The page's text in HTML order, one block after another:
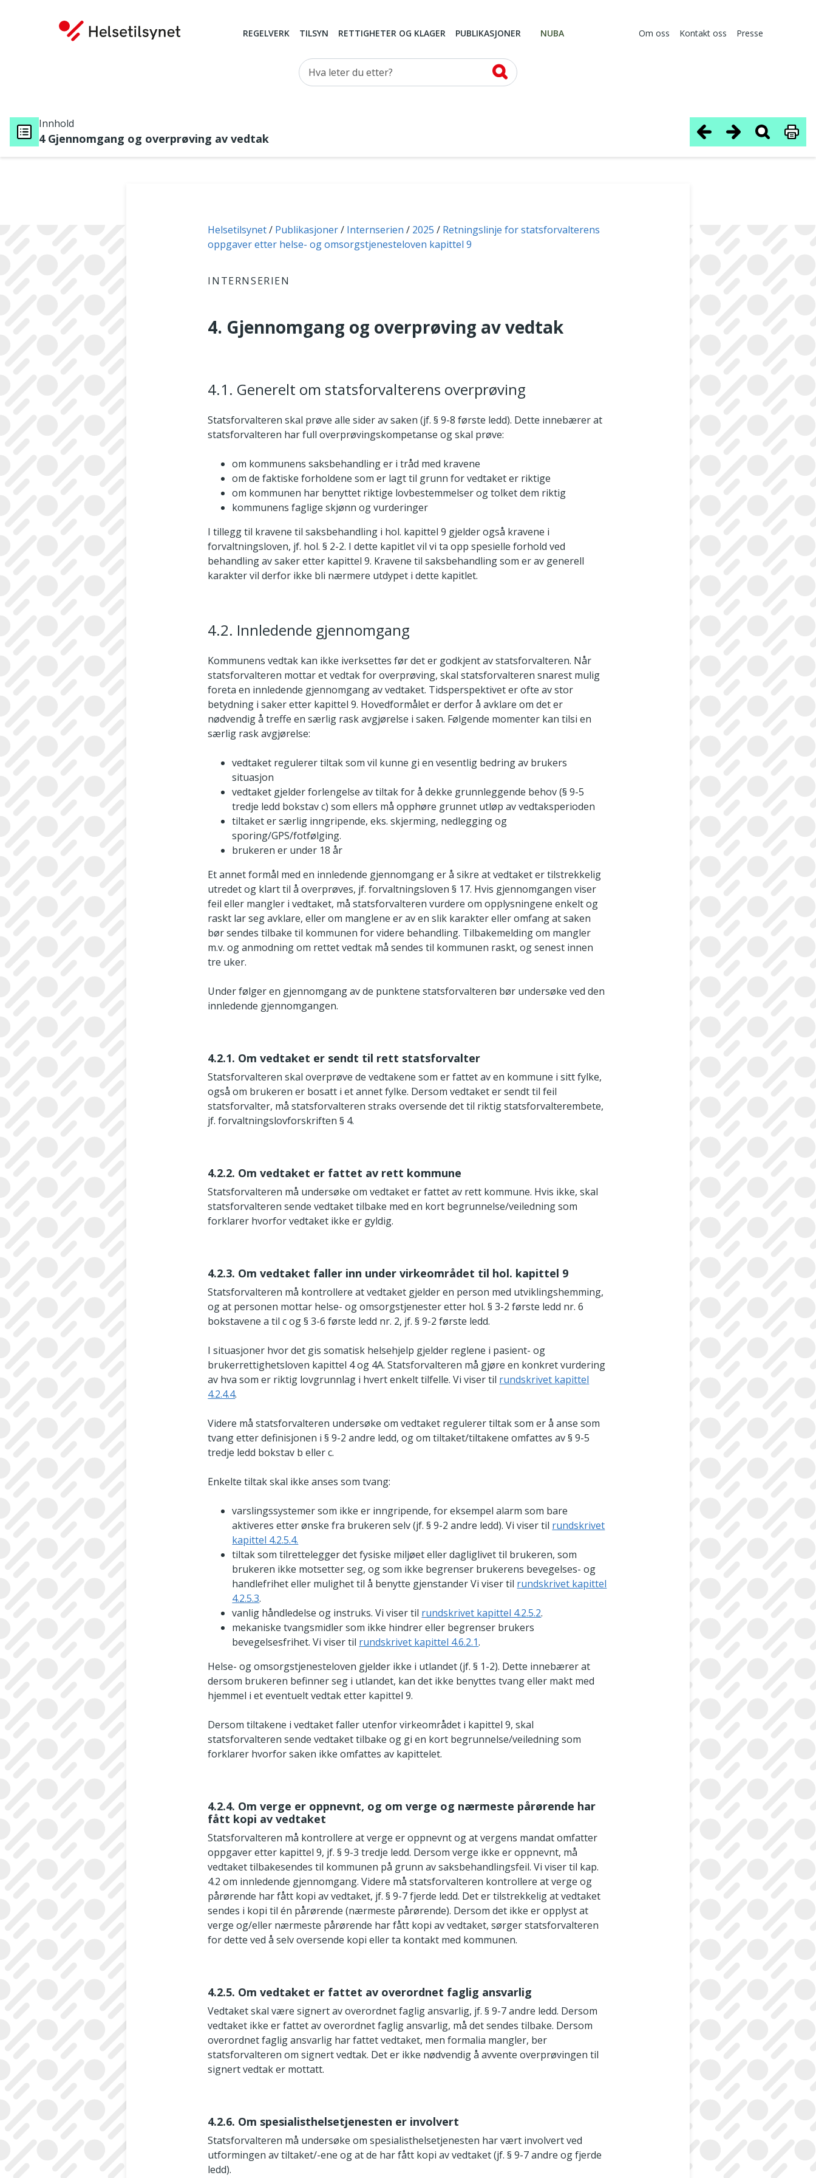
REGELVERK TILSYN RETTIGHETER OG KLAGER PUBLIKASJONER NUBA Om oss Kontakt oss Presse
Hva leter du etter?
Innhold
4 Gjennomgang og overprøving av vedtak
Du er her:
Helsetilsynet Publikasjoner Internserien 2025
Retningslinje for statsforvalterens
oppgaver etter helse- og omsorgstjenesteloven kapittel 9
INTERNSERIEN
4. Gjennomgang og overprøving av vedtak
4.1. Generelt om statsforvalterens overprøving
Statsforvalteren skal prøve alle sider av saken (jf. § 9-8 første ledd). Dette innebærer at
statsforvalteren har full overprøvingskompetanse og skal prøve:
om kommunens saksbehandling er i tråd med kravene
om de faktiske forholdene som er lagt til grunn for vedtaket er riktige
om kommunen har benyttet riktige lovbestemmelser og tolket dem riktig
kommunens faglige skjønn og vurderinger
I tillegg til kravene til saksbehandling i hol. kapittel 9 gjelder også kravene i
forvaltningsloven, jf. hol. § 2-2. I dette kapitlet vil vi ta opp spesielle forhold ved
behandling av saker etter kapittel 9. Kravene til saksbehandling som er av generell
karakter vil derfor ikke bli nærmere utdypet i dette kapitlet.
4.2. Innledende gjennomgang
Kommunens vedtak kan ikke iverksettes før det er godkjent av statsforvalteren. Når
statsforvalteren mottar et vedtak for overprøving, skal statsforvalteren snarest mulig
foreta en innledende gjennomgang av vedtaket. Tidsperspektivet er ofte av stor
betydning i saker etter kapittel 9. Hovedformålet er derfor å avklare om det er
nødvendig å treffe en særlig rask avgjørelse i saken. Følgende momenter kan tilsi en
særlig rask avgjørelse:
vedtaket regulerer tiltak som vil kunne gi en vesentlig bedring av brukers
situasjon
vedtaket gjelder forlengelse av tiltak for å dekke grunnleggende behov (§ 9-5
tredje ledd bokstav c) som ellers må opphøre grunnet utløp av vedtaksperioden
tiltaket er særlig inngripende, eks. skjerming, nedlegging og
sporing/GPS/fotfølging.
brukeren er under 18 år
Et annet formål med en innledende gjennomgang er å sikre at vedtaket er tilstrekkelig
utredet og klart til å overprøves, jf. forvaltningsloven § 17. Hvis gjennomgangen viser
feil eller mangler i vedtaket, må statsforvalteren vurdere om opplysningene enkelt og
raskt lar seg avklare, eller om manglene er av en slik karakter eller omfang at saken
bør sendes tilbake til kommunen for videre behandling. Tilbakemelding om mangler
m.v. og anmodning om rettet vedtak må sendes til kommunen raskt, og senest innen
tre uker.
Under følger en gjennomgang av de punktene statsforvalteren bør undersøke ved den
innledende gjennomgangen.
4.2.1. Om vedtaket er sendt til rett statsforvalter
Statsforvalteren skal overprøve de vedtakene som er fattet av en kommune i sitt fylke,
også om brukeren er bosatt i et annet fylke. Dersom vedtaket er sendt til feil
statsforvalter, må statsforvalteren straks oversende det til riktig statsforvalterembete,
jf. forvaltningslovforskriften § 4.
4.2.2. Om vedtaket er fattet av rett kommune
Statsforvalteren må undersøke om vedtaket er fattet av rett kommune. Hvis ikke, skal
statsforvalteren sende vedtaket tilbake med en kort begrunnelse/veiledning som
forklarer hvorfor vedtaket ikke er gyldig.
4.2.3. Om vedtaket faller inn under virkeområdet til hol. kapittel 9
Statsforvalteren må kontrollere at vedtaket gjelder en person med utviklingshemming,
og at personen mottar helse- og omsorgstjenester etter hol. § 3-2 første ledd nr. 6
bokstavene a til c og § 3-6 første ledd nr. 2, jf. § 9-2 første ledd.
I situasjoner hvor det gis somatisk helsehjelp gjelder reglene i pasient- og
brukerrettighetsloven kapittel 4 og 4A. Statsforvalteren må gjøre en konkret vurdering
av hva som er riktig lovgrunnlag i hvert enkelt tilfelle. Vi viser til rundskrivet kapittel
4.2.4.4.
Videre må statsforvalteren undersøke om vedtaket regulerer tiltak som er å anse som
tvang etter definisjonen i § 9-2 andre ledd, og om tiltaket/tiltakene omfattes av § 9-5
tredje ledd bokstav b eller c.
Enkelte tiltak skal ikke anses som tvang:
varslingssystemer som ikke er inngripende, for eksempel alarm som bare
aktiveres etter ønske fra brukeren selv (jf. § 9-2 andre ledd). Vi viser til rundskrivet
kapittel 4.2.5.4.
tiltak som tilrettelegger det fysiske miljøet eller dagliglivet til brukeren, som
brukeren ikke motsetter seg, og som ikke begrenser brukerens bevegelses- og
handlefrihet eller mulighet til å benytte gjenstander Vi viser til rundskrivet kapittel
4.2.5.3.
vanlig håndledelse og instruks. Vi viser til rundskrivet kapittel 4.2.5.2.
mekaniske tvangsmidler som ikke hindrer eller begrenser brukers
bevegelsesfrihet. Vi viser til rundskrivet kapittel 4.6.2.1.
Helse- og omsorgstjenesteloven gjelder ikke i utlandet (jf. § 1-2). Dette innebærer at
dersom brukeren befinner seg i utlandet, kan det ikke benyttes tvang eller makt med
hjemmel i et eventuelt vedtak etter kapittel 9.
Dersom tiltakene i vedtaket faller utenfor virkeområdet i kapittel 9, skal
statsforvalteren sende vedtaket tilbake og gi en kort begrunnelse/veiledning som
forklarer hvorfor saken ikke omfattes av kapittelet.
4.2.4. Om verge er oppnevnt, og om verge og nærmeste pårørende har
fått kopi av vedtaket
Statsforvalteren må kontrollere at verge er oppnevnt og at vergens mandat omfatter
oppgaver etter kapittel 9, jf. § 9-3 tredje ledd. Dersom verge ikke er oppnevnt, må
vedtaket tilbakesendes til kommunen på grunn av saksbehandlingsfeil. Vi viser til kap.
4.2 om innledende gjennomgang. Videre må statsforvalteren kontrollere at verge og
pårørende har fått kopi av vedtaket, jf. § 9-7 fjerde ledd. Det er tilstrekkelig at vedtaket
sendes i kopi til én pårørende (nærmeste pårørende). Dersom det ikke er opplyst at
verge og/eller nærmeste pårørende har fått kopi av vedtaket, sørger statsforvalteren
for dette ved å selv oversende kopi eller ta kontakt med kommunen.
4.2.5. Om vedtaket er fattet av overordnet faglig ansvarlig
Vedtaket skal være signert av overordnet faglig ansvarlig, jf. § 9-7 andre ledd. Dersom
vedtaket ikke er fattet av overordnet faglig ansvarlig, må det sendes tilbake. Dersom
overordnet faglig ansvarlig har fattet vedtaket, men formalia mangler, ber
statsforvalteren om signert vedtak. Det er ikke nødvendig å avvente overprøvingen til
signert vedtak er mottatt.
4.2.6. Om spesialisthelsetjenesten er involvert
Statsforvalteren må undersøke om spesialisthelsetjenesten har vært involvert ved
utformingen av tiltaket/-ene og at de har fått kopi av vedtaket (jf. § 9-7 andre og fjerde
ledd).